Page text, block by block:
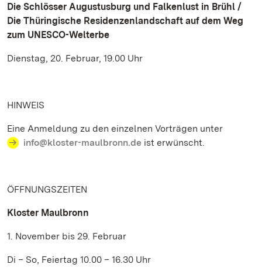
Die Schlösser Augustusburg und Falkenlust in Brühl /
Die Thüringische Residenzenlandschaft auf dem Weg
zum UNESCO-Welterbe
Dienstag, 20. Februar, 19.00 Uhr
HINWEIS
Eine Anmeldung zu den einzelnen Vorträgen unter
info@kloster-maulbronn.de ist erwünscht.
ÖFFNUNGSZEITEN
Kloster Maulbronn
1. November bis 29. Februar
Di – So, Feiertag 10.00 – 16.30 Uhr